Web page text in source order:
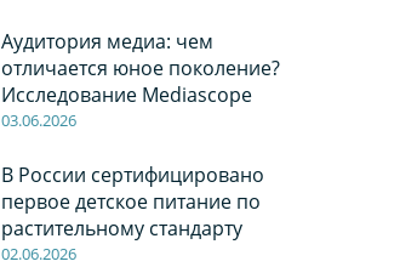
Аудитория медиа: чем
отличается юное поколение?
Исследование Mediascope
03.06.2026
В России сертифицировано
первое детское питание по
растительному стандарту
02.06.2026